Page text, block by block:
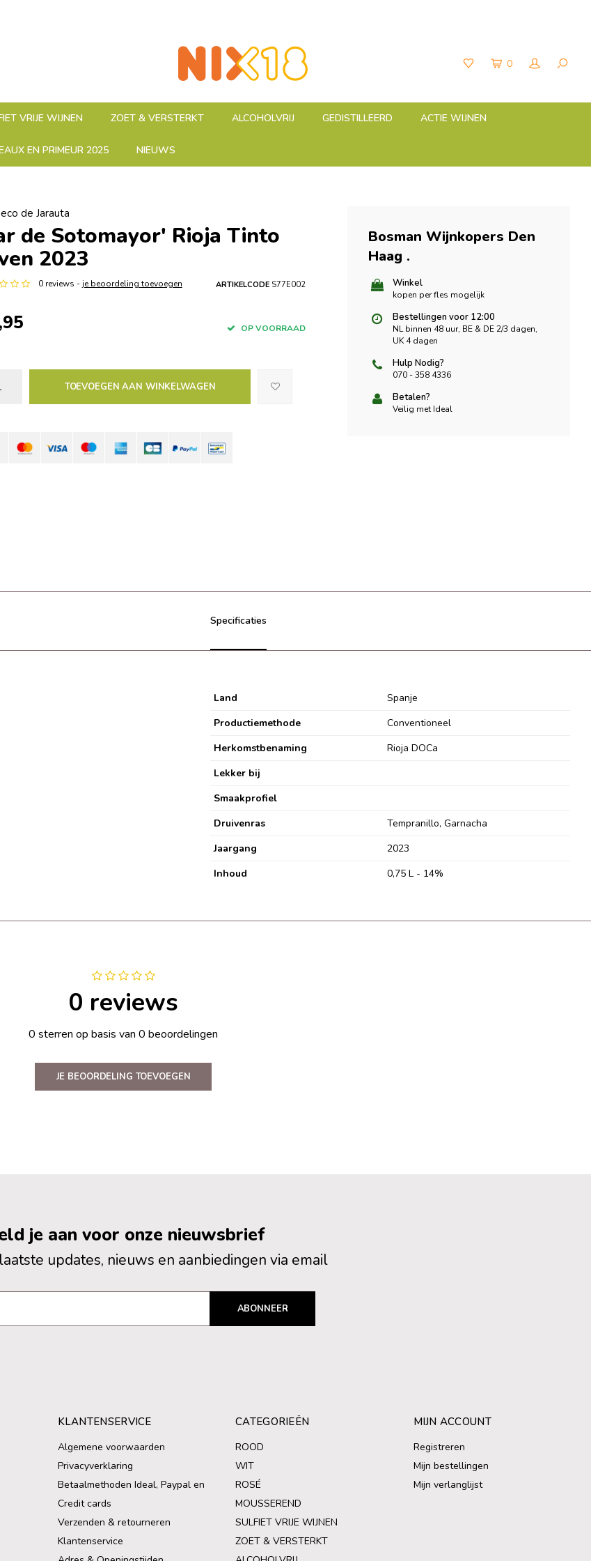
0
VRIJE WIJNEN ZOET & VERSTERKT ALCOHOLVRIJ GEDISTILLEERD ACTIE WIJNEN
EN PRIMEUR 2025 NIEUWS
de Jarauta
de Sotomayor' Rioja Tinto
2023
0 reviews -je beoordeling toevoegen ARTIKELCODES77E002
OP VOORRAAD
TOEVOEGEN AAN WINKELWAGEN
Bosman Wijnkopers Den
Haag .
Winkel
kopen per fles mogelijk
Bestellingen voor 12:00
NL binnen 48 uur, BE & DE 2/3 dagen,
UK 4 dagen
Hulp Nodig?
070 - 358 4336
Betalen?
Veilig met Ideal
Specificaties
Land
Spanje
Productiemethode
Conventioneel
Herkomstbenaming
Rioja DOCa
Lekker bij
Smaakprofiel
Druivenras
Tempranillo, Garnacha
Jaargang
2023
Inhoud
0,75 L - 14%
0 reviews
0 sterren op basis van 0 beoordelingen
JE BEOORDELING TOEVOEGEN
je aan voor onze nieuwsbrief
updates, nieuws en aanbiedingen via email
ABONNEER
KLANTENSERVICE
Algemene voorwaarden
Privacyverklaring
Betaalmethoden Ideal, Paypal en
Credit cards
Verzenden & retourneren
Klantenservice
CATEGORIEËN
ROOD
WIT
ROSÉ
MOUSSEREND
SULFIET VRIJE WIJNEN
ZOET & VERSTERKT
MIJN ACCOUNT
Registreren
Mijn bestellingen
Mijn verlanglijst